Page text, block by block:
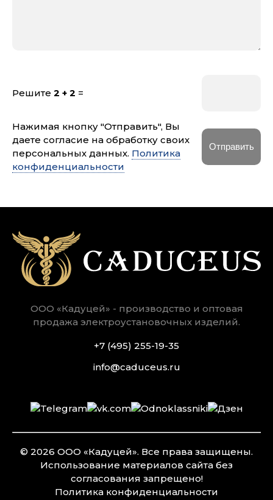
Решите 2 + 2 =
Нажимая кнопку "Отправить", Вы
даете согласие на обработку своих
персональных данных. Политика
конфиденциальности
ООО «Кадуцей» - производство и оптовая
продажа электроустановочных изделий.
+7 (495) 255-19-35
info@caduceus.ru
© 2026 ООО «Кадуцей». Все права защищены.
Использование материалов сайта без
согласования запрещено!
Политика конфиден­циальности